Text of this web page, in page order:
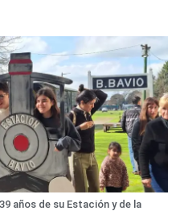
años de su Estación y de la